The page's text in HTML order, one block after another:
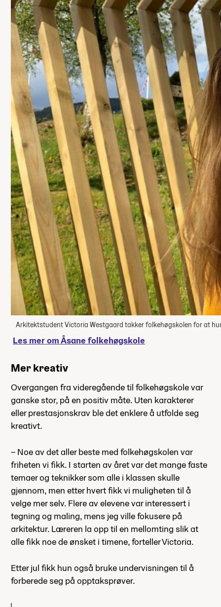
Arkitektstudent Victoria Westgaard takker folkehøgskolen for at
Les mer om Åsane folkehøgskole
Mer kreativ
Overgangen fra videregående til folkehøgskole var
ganske stor, på en positiv måte. Uten karakterer
eller prestasjonskrav ble det enklere å utfolde seg
kreativt.
– Noe av det aller beste med folkehøgskolen var
friheten vi fikk. I starten av året var det mange faste
temaer og teknikker som alle i klassen skulle
gjennom, men etter hvert fikk vi muligheten til å
velge mer selv. Flere av elevene var interessert i
tegning og maling, mens jeg ville fokusere på
arkitektur. Læreren la opp til en mellomting slik at
alle fikk noe de ønsket i timene, forteller Victoria.
Etter jul fikk hun også bruke undervisningen til å
forberede seg på opptaksprøver.